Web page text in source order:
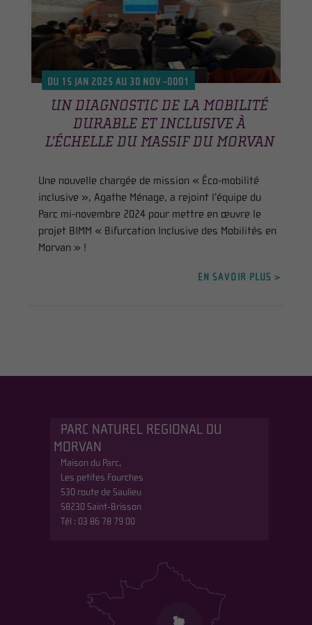
DU 15 JAN 2025 AU 30 NOV -0001
UN DIAGNOSTIC DE LA MOBILITÉ
DURABLE ET INCLUSIVE À
L’ÉCHELLE DU MASSIF DU MORVAN
Une nouvelle chargée de mission « Éco-mobilité
inclusive », Agathe Ménage, a rejoint l’équipe du
Parc mi-novembre 2024 pour mettre en œuvre le
projet BIMM « Bifurcation Inclusive des Mobilités en
Morvan » !
EN SAVOIR PLUS >
PARC NATUREL REGIONAL DU
MORVAN
Maison du Parc,
Les petites Fourches
530 route de Saulieu
58230 Saint-Brisson
Tél : 03 86 78 79 00